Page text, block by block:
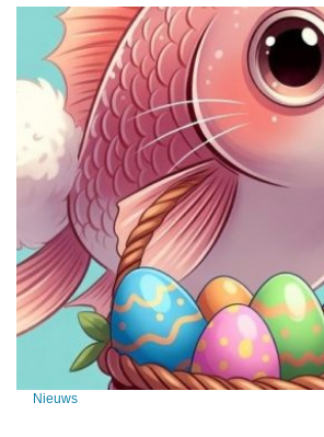
Nieuws